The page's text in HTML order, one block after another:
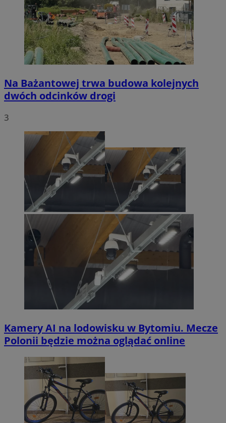
Na Bażantowej trwa budowa kolejnych
dwóch odcinków drogi
3
Kamery AI na lodowisku w Bytomiu. Mecze
Polonii będzie można oglądać online